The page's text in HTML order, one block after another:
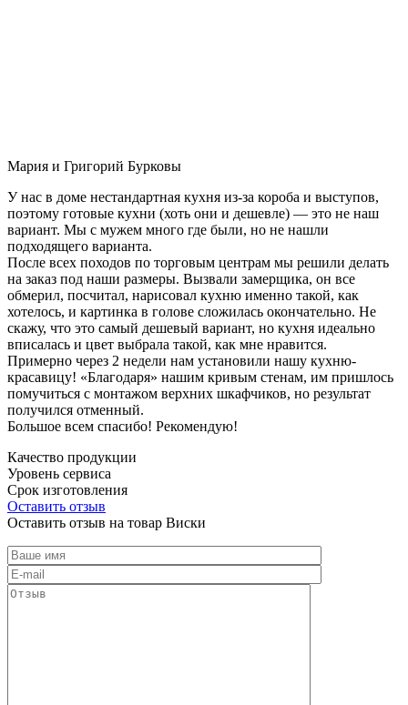
Мария и Григорий Бурковы
У нас в доме нестандартная кухня из-за короба и выступов,
поэтому готовые кухни (хоть они и дешевле) — это не наш
вариант. Мы с мужем много где были, но не нашли
подходящего варианта.
После всех походов по торговым центрам мы решили делать
на заказ под наши размеры. Вызвали замерщика, он все
обмерил, посчитал, нарисовал кухню именно такой, как
хотелось, и картинка в голове сложилась окончательно. Не
скажу, что это самый дешевый вариант, но кухня идеально
вписалась и цвет выбрала такой, как мне нравится.
Примерно через 2 недели нам установили нашу кухню-
красавицу! «Благодаря» нашим кривым стенам, им пришлось
помучиться с монтажом верхних шкафчиков, но результат
получился отменный.
Большое всем спасибо! Рекомендую!
Качество продукции
Уровень сервиса
Срок изготовления
Оставить отзыв
Оставить отзыв на товар Виски